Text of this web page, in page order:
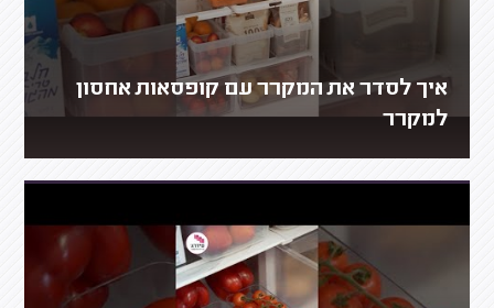
איך לסדר את המקרר עם קופסאות אחסון
למקרר